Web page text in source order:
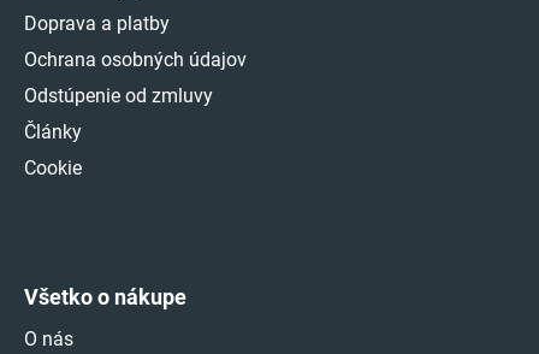
Doprava a platby
Ochrana osobných údajov
Odstúpenie od zmluvy
Články
Cookie
Všetko o nákupe
O nás